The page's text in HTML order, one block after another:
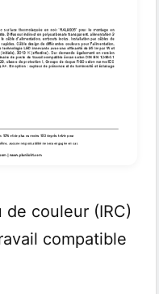
de couleur (IRC)
compatible